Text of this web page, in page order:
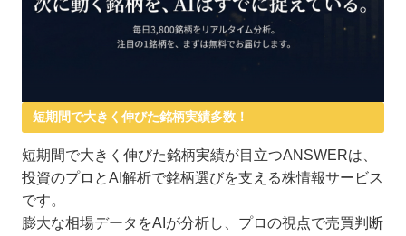
短期間で大きく伸びた銘柄実績多数！
短期間で大きく伸びた銘柄実績が目立つANSWERは、
投資のプロとAI解析で銘柄選びを支える株情報サービス
です。
膨大な相場データをAIが分析し、プロの視点で売買判断